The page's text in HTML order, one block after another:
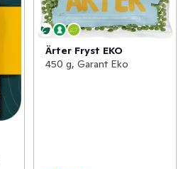
Ärter Fryst EKO
450 g, Garant Eko